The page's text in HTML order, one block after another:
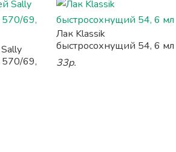
69,
Лак Klassik
быстросохнущий 54, 6 мл
33р.